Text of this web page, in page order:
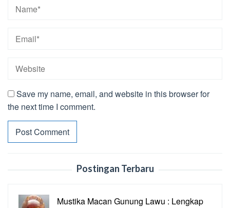
Save my name, email, and website in this browser for
the next time I comment.
Postingan Terbaru
Mustika Macan Gunung Lawu : Lengkap